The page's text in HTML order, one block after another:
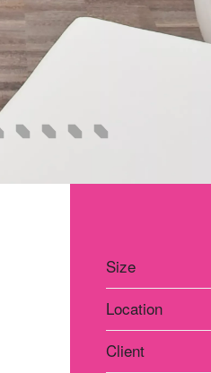
Size
Location
Client